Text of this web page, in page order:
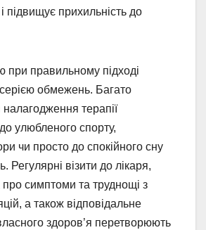
підвищує прихильність до
при правильному підході
обмежень. Багато
налагодження терапії
улюбленого спорту,
чи просто до спокійного сну
Регулярні візити до лікаря,
симптоми та труднощі з
а також відповідальне
здоров’я перетворюють